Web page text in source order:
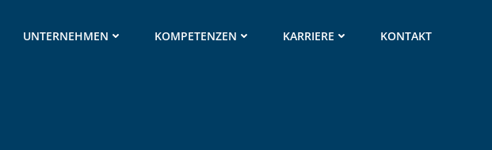
UNTERNEHMEN KOMPETENZEN KARRIERE KONTAKT